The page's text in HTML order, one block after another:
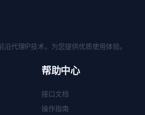
沿代理IP技术，为您提供优质使用体验。
帮助中心
接口文档
操作指南